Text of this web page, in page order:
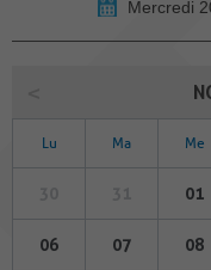
Mercredi
Lu Ma Me
01
06 07 08